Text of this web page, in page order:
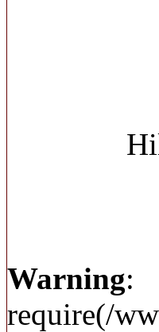
Warning:
require(/